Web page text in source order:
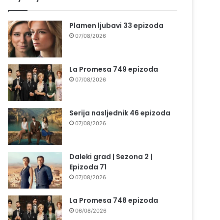
Plamen ljubavi 33 epizoda
07/08/2026
La Promesa 749 epizoda
07/08/2026
Serija nasljednik 46 epizoda
07/08/2026
Daleki grad | Sezona 2 |
Epizoda 71
07/08/2026
La Promesa 748 epizoda
06/08/2026